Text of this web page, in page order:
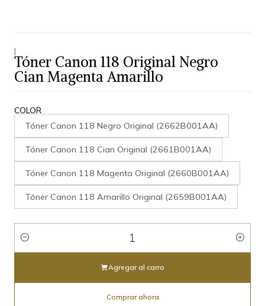
|
Tóner Canon 118 Original Negro
Cian Magenta Amarillo
COLOR
Tóner Canon 118 Negro Original (2662B001AA)
Tóner Canon 118 Cian Original (2661B001AA)
Tóner Canon 118 Magenta Original (2660B001AA)
Tóner Canon 118 Amarillo Original (2659B001AA)
Cantidad
Agregar al carro
Comprar ahora